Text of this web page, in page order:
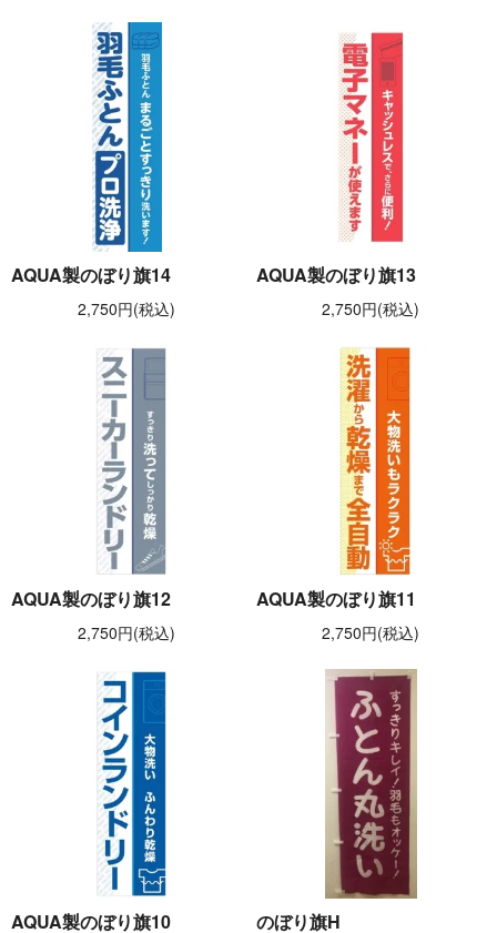
AQUA製のぼり旗14
2,750円(税込)
AQUA製のぼり旗13
2,750円(税込)
AQUA製のぼり旗12
2,750円(税込)
AQUA製のぼり旗11
2,750円(税込)
AQUA製のぼり旗10 のぼり旗H